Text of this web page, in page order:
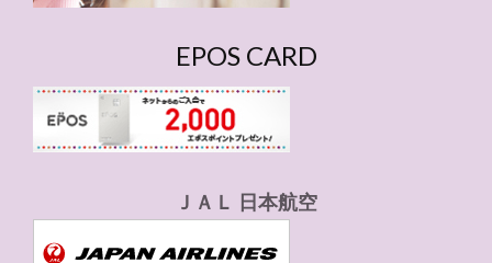
EPOS CARD
ＪＡＬ 日本航空